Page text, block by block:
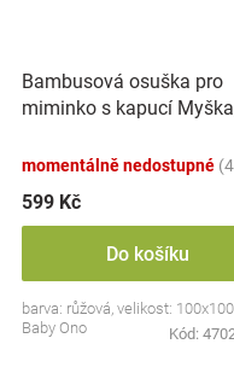
Bambusová osuška pro
miminko s kapucí
momentálně nedostupné
599 Kč
Do košíku
barva: růžová, velikost:
Baby Ono
Kód: